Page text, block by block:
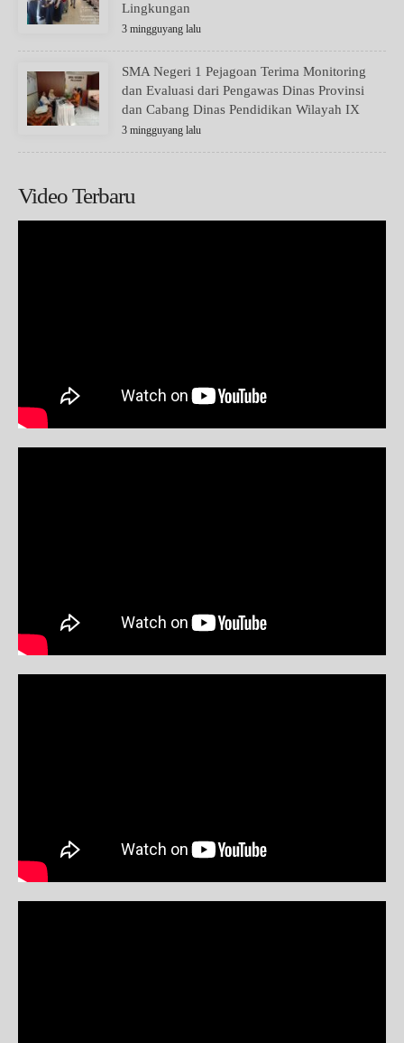
Lingkungan
3 mingguyang lalu
SMA Negeri 1 Pejagoan Terima Monitoring
dan Evaluasi dari Pengawas Dinas Provinsi
dan Cabang Dinas Pendidikan Wilayah IX
3 mingguyang lalu
Video Terbaru